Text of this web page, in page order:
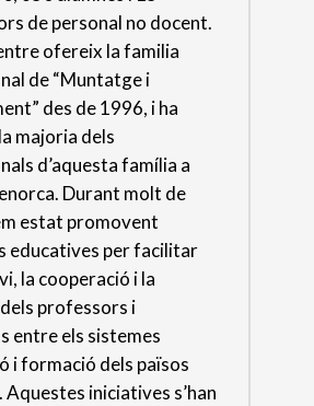
de personal no docent.
ofereix la familia
de “Muntatge i
des de 1996, i ha
majoria dels
d’aquesta família a
Durant molt de
estat promovent
educatives per facilitar
la cooperació i la
professors i
entre els sistemes
i formació dels països
Aquestes iniciatives s’han